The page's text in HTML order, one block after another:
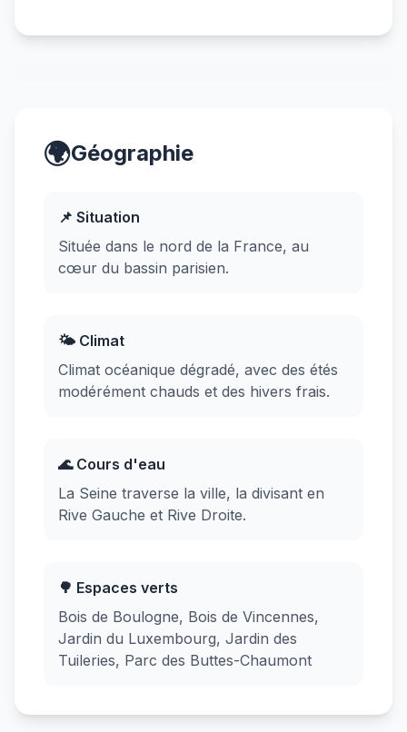
🌍Géographie
📌 Situation
Située dans le nord de la France, au
cœur du bassin parisien.
🌤️ Climat
Climat océanique dégradé, avec des étés
modérément chauds et des hivers frais.
🌊 Cours d'eau
La Seine traverse la ville, la divisant en
Rive Gauche et Rive Droite.
🌳 Espaces verts
Bois de Boulogne, Bois de Vincennes,
Jardin du Luxembourg, Jardin des
Tuileries, Parc des Buttes-Chaumont